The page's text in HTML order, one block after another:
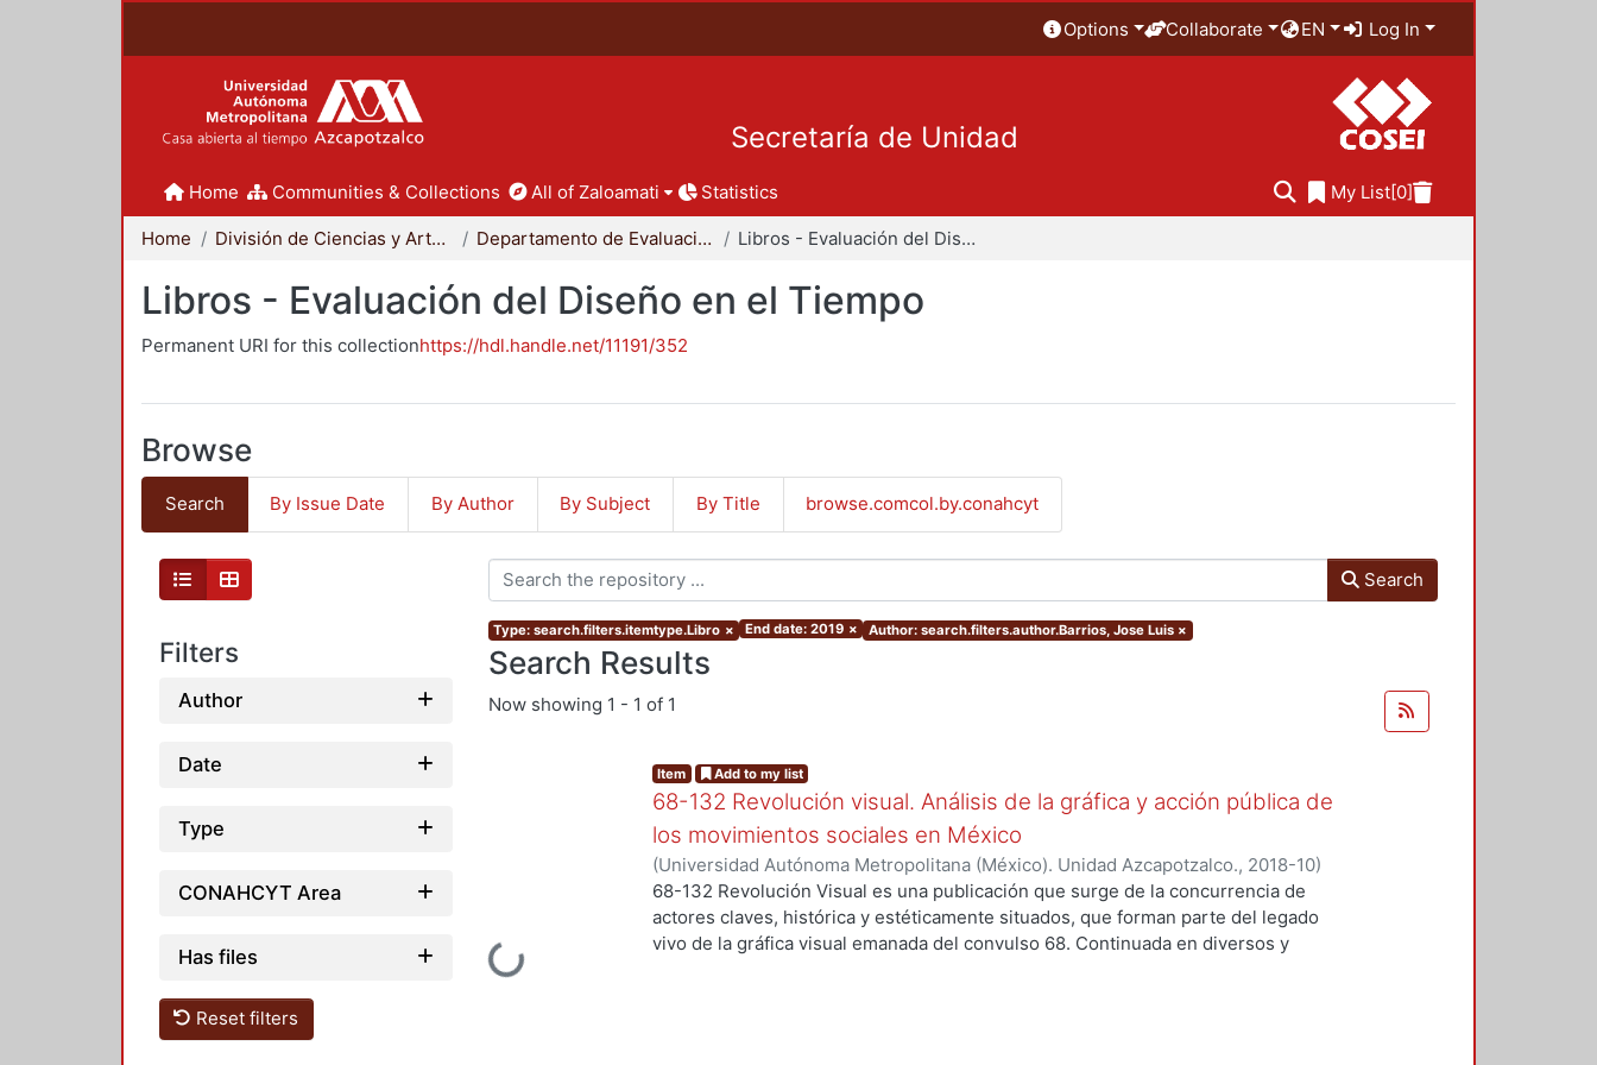
Options Collaborate EN Log In
Secretaría de Unidad
Home Communities & Collections All of Zaloamati Statistics My List[0]
Home División de Ciencias y Artes para el Diseño Departamento de Evaluación del Diseño en el Tiempo Libros - Evaluación del Diseño en el Tiempo
Libros - Evaluación del Diseño en el Tiempo
Permanent URI for this collectionhttps://hdl.handle.net/11191/352
Browse
Search By Issue Date By Author By Subject By Title browse.comcol.by.conahcyt
Filters
Author
Date
Type
CONAHCYT Area
Has files
Reset filters
Search
Type: search.filters.itemtype.Libro × End date: 2019 × Author: search.filters.author.Barrios, Jose Luis ×
Search Results
Now showing 1 - 1 of 1
Loading...
Item Add to my list
68-132 Revolución visual. Análisis de la gráfica y acción pública de
los movimientos sociales en México
(Universidad Autónoma Metropolitana (México). Unidad Azcapotzalco., 2018-10)
Ortiz Leroux, Jorge Gabriel;Arroyo Pedroza, Verónica;Lizarazo Arias, Diego;Pérez
Vega, Jorge;Del Castillo Troncoso, Alberto;Quiroz Trejo, Jose Othon;Aquino
Casas, Arnulfo;Tamayo, Sergio;Moreno Corso, Alejandro;Hijar Gonzalez, Cristina
68-132 Revolución Visual es una publicación que surge de la concurrencia de
actores claves, histórica y estéticamente situados, que forman parte del legado
vivo de la gráfica visual emanada del convulso 68. Continuada en diversos y